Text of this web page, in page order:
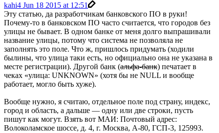
kahi4 Jun 18 2015 at 12:51
Эту статью, да разработчикам банковского ПО в руки!
Почему-то в банковском ПО часто считается, что городов без
улицы не бывает. В одном банке от меня долго выпрашивали
название улицы, потому что система не позволяла не
заполнять это поле. Что ж, пришлось придумать (ходили
былины, что улица таки есть, но официально она не указана в
месте регистрации). Другой банк (альфа-банк) печатает в
чеках «улица: UNKNOWN» (хотя бы не NULL и вообще
работает, могло быть хуже).
Вообще нужно, я считаю, отдельное поле под страну, индекс,
город и область, а дальше — одну или две строки, пусть
пишут как могут. Взять вот МАИ: Почтовый адрес:
Волоколамское шоссе, д. 4, г. Москва, A-80, ГСП-3, 125993.